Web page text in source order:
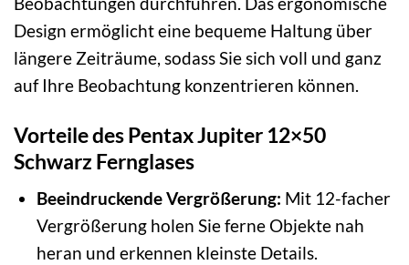
Design ermöglicht eine bequeme Haltung über
längere Zeiträume, sodass Sie sich voll und ganz
auf Ihre Beobachtung konzentrieren können.
Vorteile des Pentax Jupiter 12×50
Schwarz Fernglases
Beeindruckende Vergrößerung: Mit 12-facher
Vergrößerung holen Sie ferne Objekte nah
heran und erkennen kleinste Details.